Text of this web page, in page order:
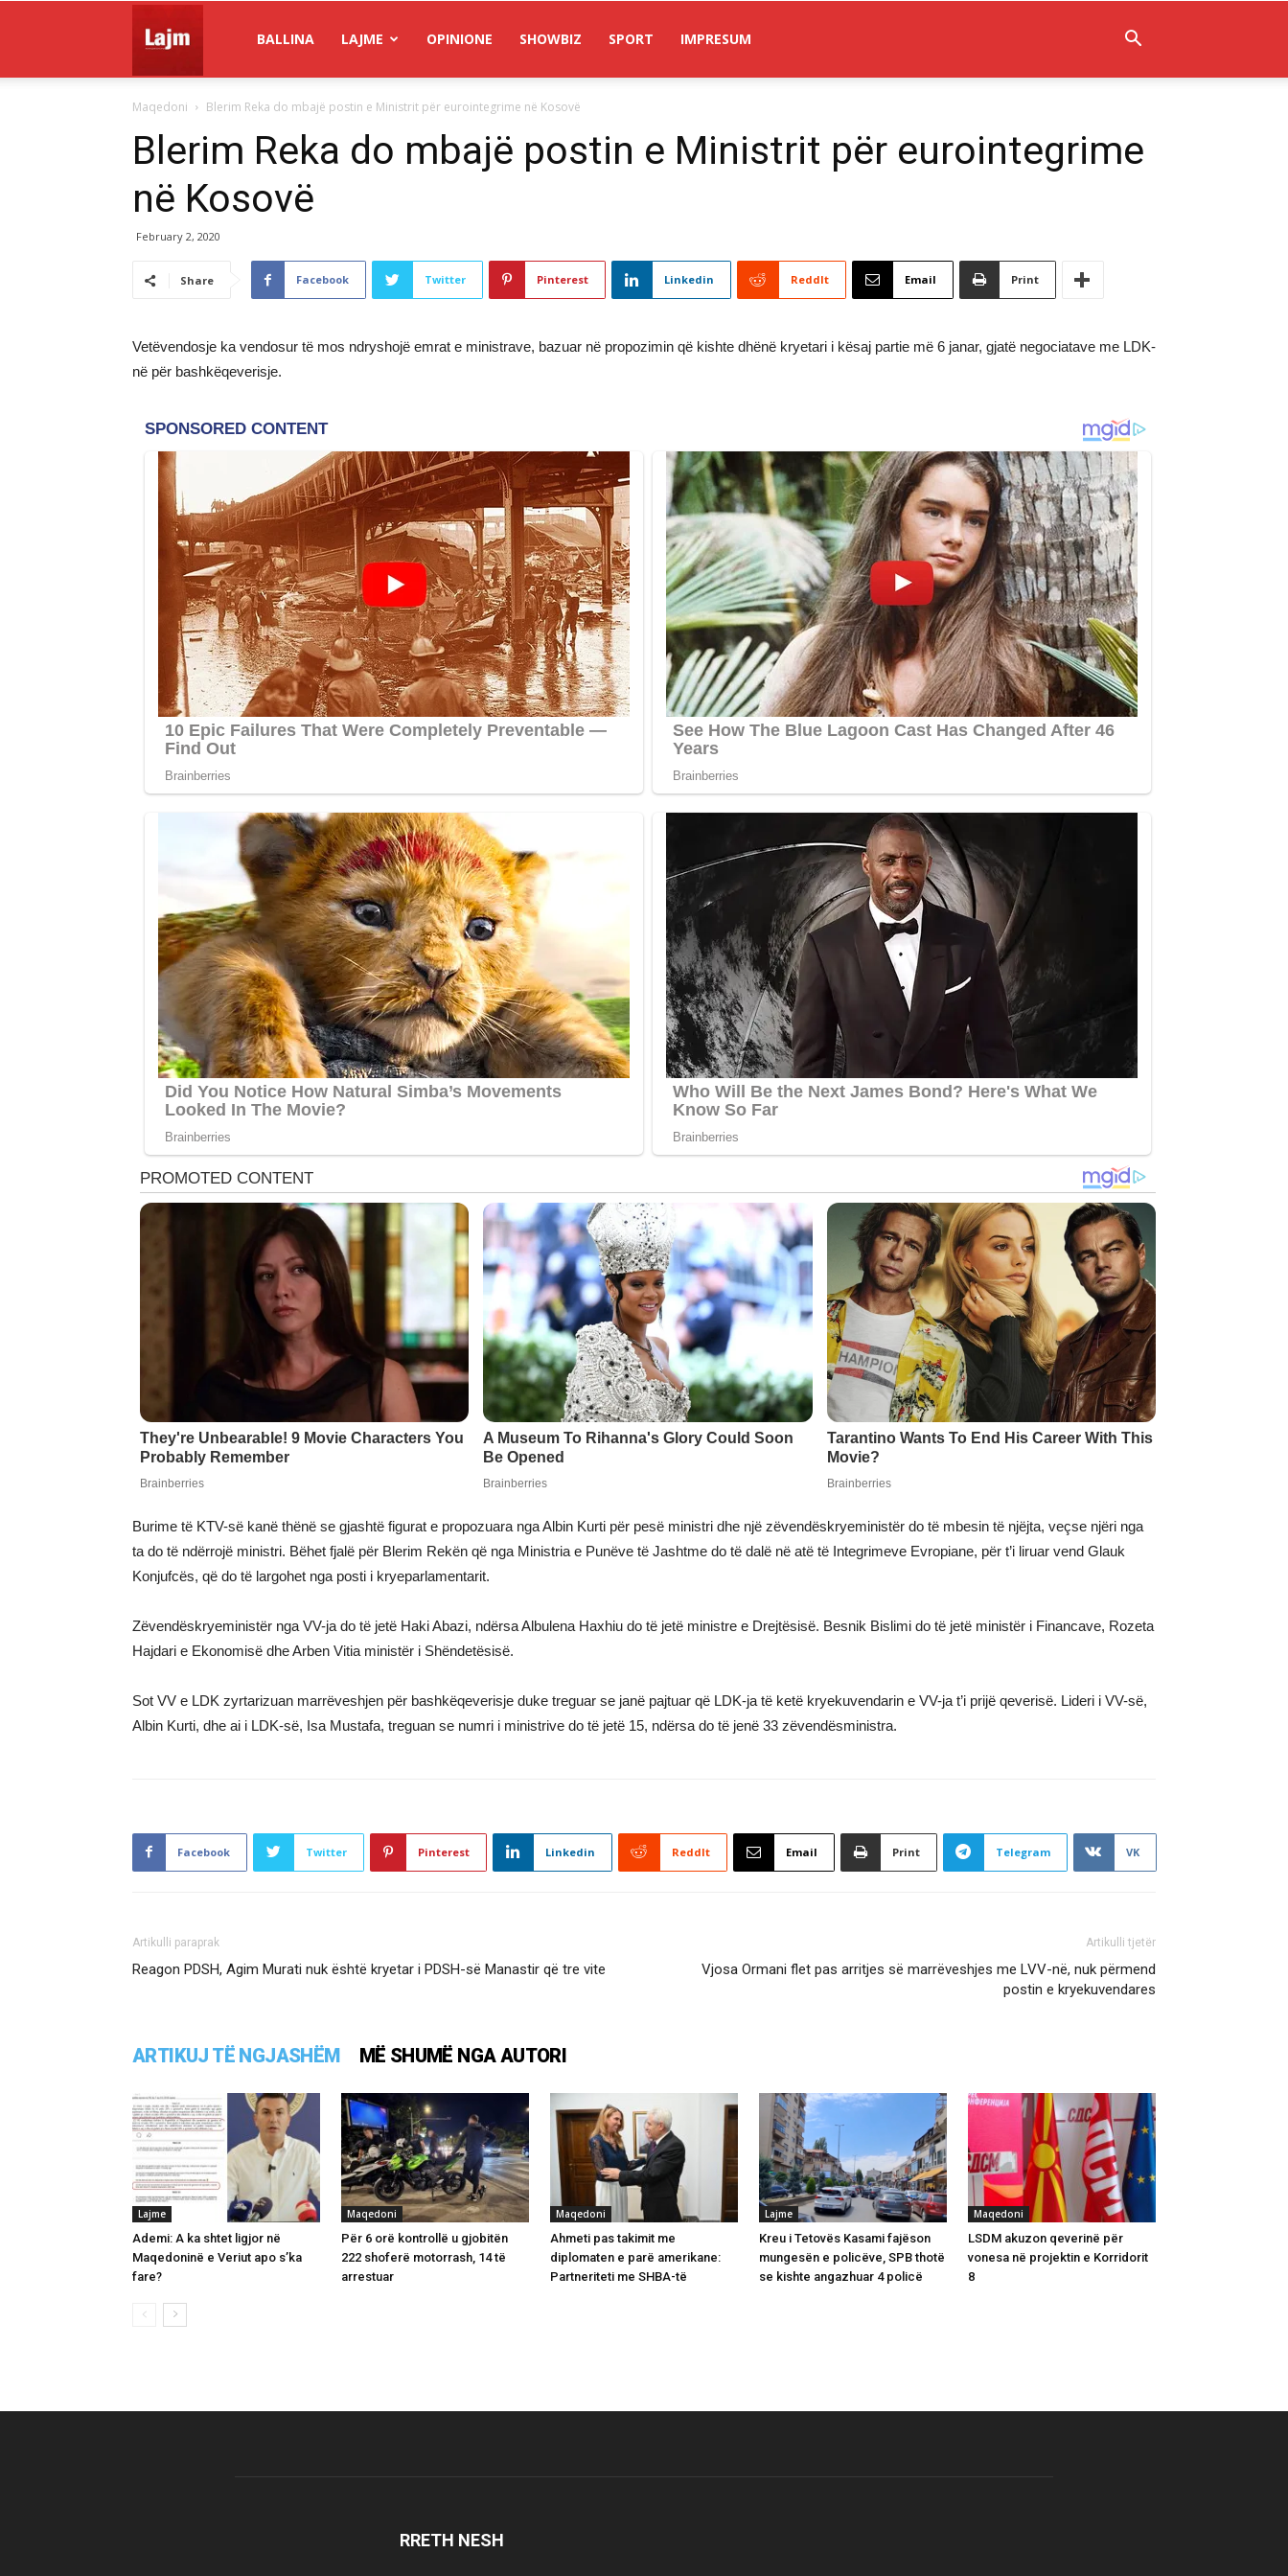
Lajm
BALLINA LAJME OPINIONE SHOWBIZ SPORT IMPRESUM
Maqedoni Blerim Reka do mbajë postin e Ministrit për eurointegrime në Kosovë
Blerim Reka do mbajë postin e Ministrit për eurointegrime
në Kosovë
February 2, 2020
Share Facebook Twitter Pinterest Linkedin ReddIt Email Print
Vetëvendosje ka vendosur të mos ndryshojë emrat e ministrave, bazuar në propozimin që kishte dhënë kryetari i kësaj partie më 6 janar, gjatë negociatave me LDK-
në për bashkëqeverisje.
Burime të KTV-së kanë thënë se gjashtë figurat e propozuara nga Albin Kurti për pesë ministri dhe një zëvendëskryeministër do të mbesin të njëjta, veçse njëri nga
ta do të ndërrojë ministri. Bëhet fjalë për Blerim Rekën që nga Ministria e Punëve të Jashtme do të dalë në atë të Integrimeve Evropiane, për t’i liruar vend Glauk
Konjufcës, që do të largohet nga posti i kryeparlamentarit.
Zëvendëskryeministër nga VV-ja do të jetë Haki Abazi, ndërsa Albulena Haxhiu do të jetë ministre e Drejtësisë. Besnik Bislimi do të jetë ministër i Financave, Rozeta
Hajdari e Ekonomisë dhe Arben Vitia ministër i Shëndetësisë.
Sot VV e LDK zyrtarizuan marrëveshjen për bashkëqeverisje duke treguar se janë pajtuar që LDK-ja të ketë kryekuvendarin e VV-ja t’i prijë qeverisë. Lideri i VV-së,
Albin Kurti, dhe ai i LDK-së, Isa Mustafa, treguan se numri i ministrive do të jetë 15, ndërsa do të jenë 33 zëvendësministra.
Facebook Twitter Pinterest Linkedin ReddIt Email Print Telegram VK
Artikulli paraprak
Reagon PDSH, Agim Murati nuk është kryetar i PDSH-së Manastir që tre vite
Artikulli tjetër
Vjosa Ormani flet pas arritjes së marrëveshjes me LVV-në, nuk përmend
postin e kryekuvendares
ARTIKUJ TË NGJASHËM MË SHUMË NGA AUTORI
Lajme
Ademi: A ka shtet ligjor në
Maqedoninë e Veriut apo s’ka
fare?
Maqedoni
Për 6 orë kontrollë u gjobitën
222 shoferë motorrash, 14 të
arrestuar
Maqedoni
Ahmeti pas takimit me
diplomaten e parë amerikane:
Partneriteti me SHBA-të
Lajme
Kreu i Tetovës Kasami fajëson
mungesën e policëve, SPB thotë
se kishte angazhuar 4 policë
Maqedoni
LSDM akuzon qeverinë për
vonesa në projektin e Korridorit
8
RRETH NESH